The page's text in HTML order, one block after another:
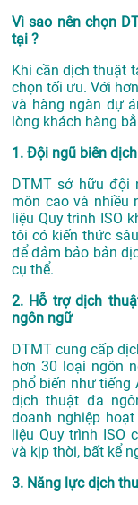
Vì sao nên chọn
tại ?
Khi cần dịch thuật
chọn tối ưu. Với
và hàng ngàn dự
lòng khách hàng
1. Đội ngũ biên
DTMT sở hữu đội
môn cao và nhiều
liệu Quy trình ISO
tôi có kiến thức
để đảm bảo bản
cụ thể.
2. Hỗ trợ dịch
ngôn ngữ
DTMT cung cấp
hơn 30 loại ngôn
phổ biến như tiếng
dịch thuật đa
doanh nghiệp
liệu Quy trình ISO
và kịp thời, bất kể
3. Năng lực dịch